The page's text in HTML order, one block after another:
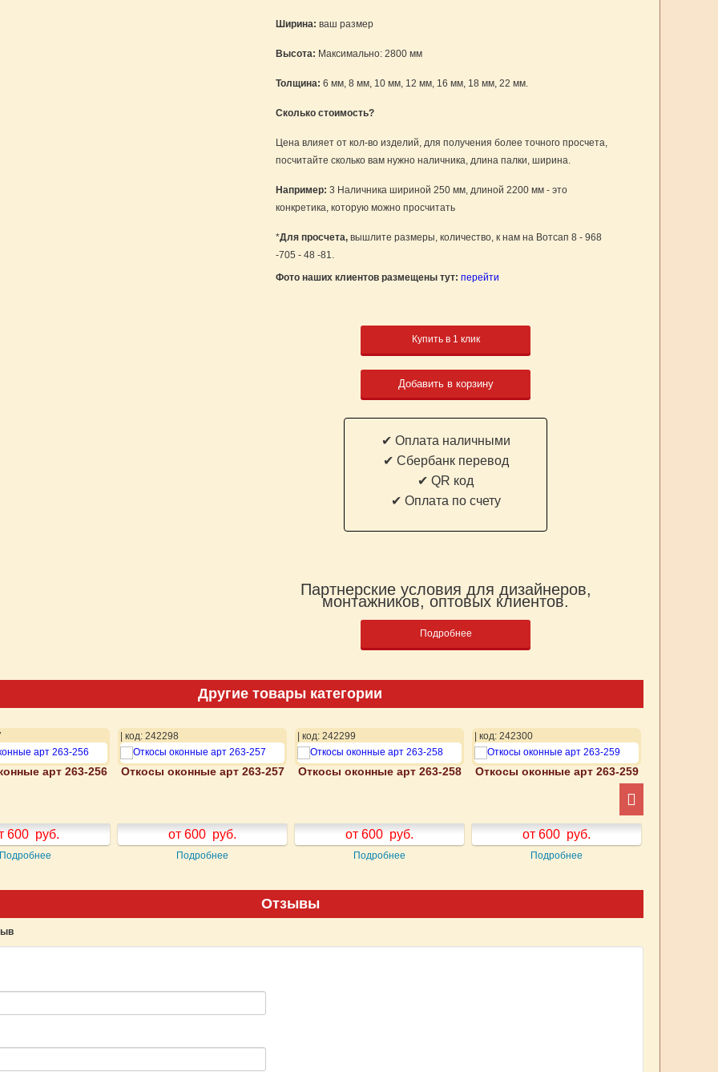
Ширина: ваш размер
Высота: Максимально: 2800 мм
Толщина: 6 мм, 8 мм, 10 мм, 12 мм, 16 мм, 18 мм, 22 мм.
Сколько стоимость?
Цена влияет от кол-во изделий, для получения более точного просчета,
посчитайте сколько вам нужно наличника, длина палки, ширина.
Например: 3 Наличника шириной 250 мм, длиной 2200 мм - это
конкретика, которую можно просчитать
*Для просчета, вышлите размеры, количество, к нам на Вотсап 8 - 968
-705 - 48 -81.
Фото наших клиентов размещены тут: перейти
Купить в 1 клик
Добавить в корзину
✔ Оплата наличными
✔ Cбербанк перевод
✔ QR код
✔ Оплата по счету
Партнерские условия для дизайнеров,
монтажников, оптовых клиентов.
Подробнее
Другие товары категории
арт 263-256
600 руб.
Подробнее
| код: 242298
Откосы оконные арт 263-257
от 600 руб.
Подробнее
| код: 242299
Откосы оконные арт 263-258
от 600 руб.
Подробнее
| код: 242300
Откосы оконные арт 263-259
от 600 руб.
Подробнее
Отзывы